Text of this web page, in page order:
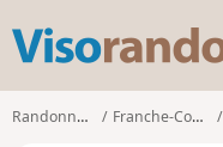
Randonnées Franche-Comté